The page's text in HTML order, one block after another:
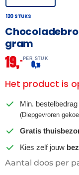
120 STUKS
gram
19,– PER STUK
0,16
Het product is
Min.
(Diepgevroren
Gratis
Kies zelf jouw
Aantal doos per